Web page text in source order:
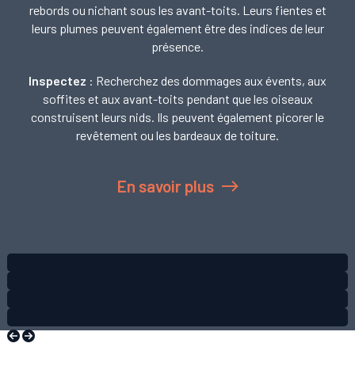
rebords ou nichant sous les avant-toits. Leurs fientes et
leurs plumes peuvent également être des indices de leur
présence.
Inspectez : Recherchez des dommages aux évents, aux
soffites et aux avant-toits pendant que les oiseaux
construisent leurs nids. Ils peuvent également picorer le
revêtement ou les bardeaux de toiture.
En savoir plus